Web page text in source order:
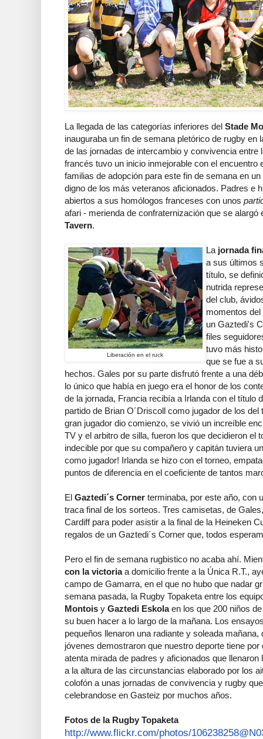
La llegada de las categorías inferiores del Stade
inauguraba un fin de semana pletórico de rugby en
de las jornadas de intercambio y convivencia
francés tuvo un inicio inmejorable con el encuentro
familias de adopción para este fin de semana en
digno de los más veteranos aficionados. Padres e
abiertos a sus homólogos franceses con unos
afari - merienda de confraternización que se alargó
Tavern.
Liberación en el ruck
La jornada
a sus últimos
título, se
nutrida
del club,
momentos
un Gaztedi's
files
tuvo más
que se fue a
hechos. Gales por su parte disfrutó frente a una
lo único que había en juego era el honor de los
de la jornada, Francia recibía a Irlanda con el título
partido de Brian O´Driscoll como jugador de los
gran jugador dio comienzo, se vivió un increíble
TV y el arbitro de silla, fueron los que decidieron el
indecible por que su compañero y capitán tuviera
como jugador! Irlanda se hizo con el torneo,
puntos de diferencia en el coeficiente de tantos
El Gaztedi´s Corner terminaba, por este año, con
traca final de los sorteos. Tres camisetas, de
Cardiff para poder asistir a la final de la Heineken
regalos de un Gaztedi´s Corner que, todos
Pero el fin de semana rugbistico no acaba ahí.
con la victoriaa domicilio frente a la Única R.T.,
campo de Gamarra, en el que no hubo que nadar
semana pasada, la Rugby Topaketa entre los
Montois y Gaztedi Eskolaen los que 200 niños
su buen hacer a lo largo de la mañana. Los
pequeños llenaron una radiante y soleada
jóvenes demostraron que nuestro deporte tiene por
atenta mirada de padres y aficionados que
a la altura de las circunstancias elaborado por los
colofón a unas jornadas de convivencia y rugby
celebrandose en Gasteiz por muchos años.
Fotos de la Rugby Topaketa
http://www.flickr.com/photos/